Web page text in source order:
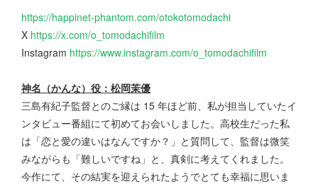
https://happinet-phantom.com/otokotomodachi
X https://x.com/o_tomodachifilm
Instagram https://www.instagram.com/o_tomodachifilm
神名（かんな）役：松岡茉優
三島有紀子監督とのご縁は 15 年ほど前、私が担当していたイ
ンタビュー番組にて初めてお会いしました。高校生だった私
は「恋と愛の違いはなんですか？」と質問して、監督は微笑
みながらも「難しいですね」と、真剣に考えてくれました。
今作にて、その結実を迎えられたようでとても幸福に思いま